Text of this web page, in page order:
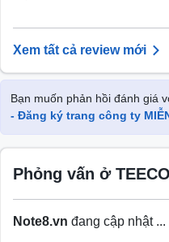
Xem tất cả review mới
Bạn muốn phản hồi đánh giá
- Đăng ký trang công ty
Phỏng vấn ở
Note8.vn đang cập nhật ...